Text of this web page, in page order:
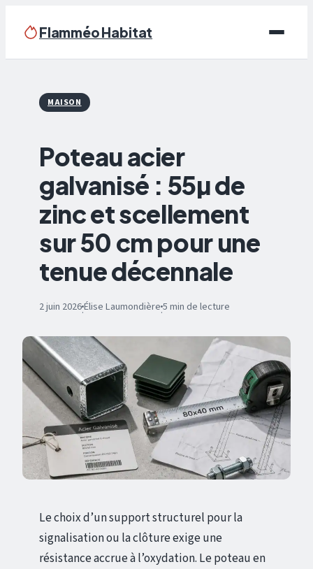
Flamméo Habitat
Écologie & Énergie
Bricolage
Immobilier
Déco
MAISON
Poteau acier
galvanisé : 55µ de
zinc et scellement
sur 50 cm pour une
tenue décennale
2 juin 2026·Élise Laumondière·5 min de lecture
Le choix d’un support structurel pour la
signalisation ou la clôture exige une
résistance accrue à l’oxydation. Le poteau en